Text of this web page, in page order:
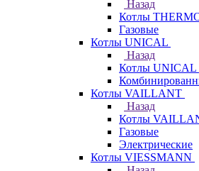
Назад
Котлы
Газовые
Котлы UNICAL
Назад
Котлы UNICAL
Котлы VAILLANT
Назад
Котлы
Газовые
Электрические
Котлы VIESSMANN